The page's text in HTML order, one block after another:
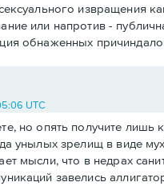
извращения
или напротив -
обнаженных
UTC
но опять получите лишь
унылых зрелищ в виде
мысли, что в недрах
завелись